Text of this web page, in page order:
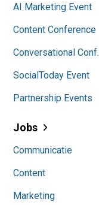
AI Marketing Event
Content Conference
Conversational Conf.
SocialToday Event
Partnership Events
Jobs
Communicatie
Content
Marketing